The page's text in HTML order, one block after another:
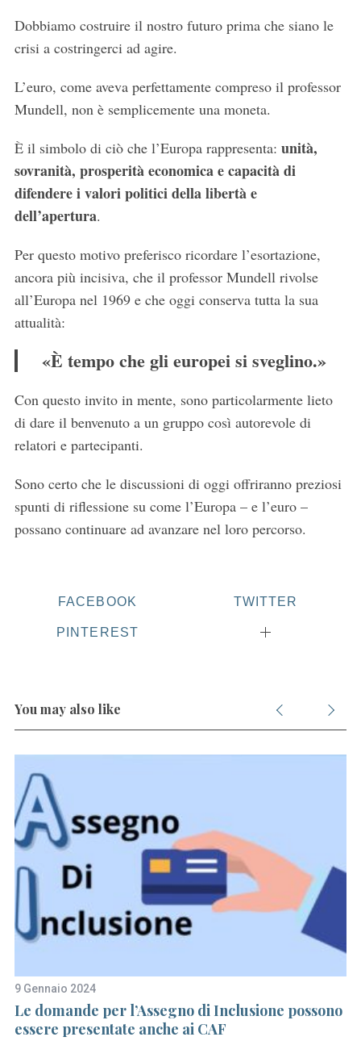
Dobbiamo costruire il nostro futuro prima che siano le
crisi a costringerci ad agire.
L’euro, come aveva perfettamente compreso il professor
Mundell, non è semplicemente una moneta.
È il simbolo di ciò che l’Europa rappresenta: unità,
sovranità, prosperità economica e capacità di
difendere i valori politici della libertà e
dell’apertura.
Per questo motivo preferisco ricordare l’esortazione,
ancora più incisiva, che il professor Mundell rivolse
all’Europa nel 1969 e che oggi conserva tutta la sua
attualità:
«È tempo che gli europei si sveglino.»
Con questo invito in mente, sono particolarmente lieto
di dare il benvenuto a un gruppo così autorevole di
relatori e partecipanti.
Sono certo che le discussioni di oggi offriranno preziosi
spunti di riflessione su come l’Europa – e l’euro –
possano continuare ad avanzare nel loro percorso.
FACEBOOK TWITTER
PINTEREST
You may also like
9 Gennaio 2024
Le domande per l’Assegno di Inclusione possono
essere presentate anche ai CAF